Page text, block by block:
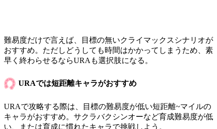
難易度だけで言えば、目標の無いクライマックスシナリオが
おすすめ。ただしどうしても時間はかかってしまうため、素
早く終わらせるならURAも選択肢になる。
URAでは短距離キャラがおすすめ
URAで攻略する際は、目標の難易度が低い短距離~マイルの
キャラがおすすめ。サクラバクシンオーなど育成難易度が低
い、または育成に慣れたキャラで挑戦しよう。